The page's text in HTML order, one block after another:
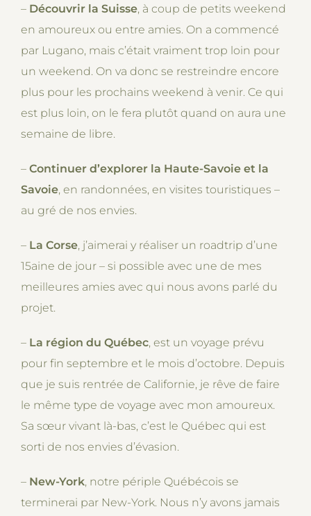
– Découvrir la Suisse, à coup de petits weekend
en amoureux ou entre amies. On a commencé
par Lugano, mais c’était vraiment trop loin pour
un weekend. On va donc se restreindre encore
plus pour les prochains weekend à venir. Ce qui
est plus loin, on le fera plutôt quand on aura une
semaine de libre.
– Continuer d’explorer la Haute-Savoie et la
Savoie, en randonnées, en visites touristiques –
au gré de nos envies.
– La Corse, j’aimerai y réaliser un roadtrip d’une
15aine de jour – si possible avec une de mes
meilleures amies avec qui nous avons parlé du
projet.
– La région du Québec, est un voyage prévu
pour fin septembre et le mois d’octobre. Depuis
que je suis rentrée de Californie, je rêve de faire
le même type de voyage avec mon amoureux.
Sa sœur vivant là-bas, c’est le Québec qui est
sorti de nos envies d’évasion.
– New-York, notre périple Québécois se
terminerai par New-York. Nous n’y avons jamais